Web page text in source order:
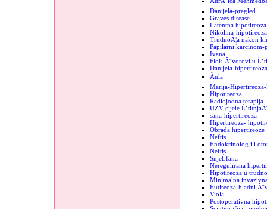
Danijela-pregled
Graves disease
Latentna hipotireoza
Nikolina-hipotireoza
TrudnoĂ¦a nakon
Papilarni karcinom-
Ivana
Flok-Ă¨vorovi u
Danijela-hipertireoza
Ăula
Marija-
Hipotireoza
Radiojodna terapija
UZV cijele
sana-hipertireoza
Hipertireoza-
Obrada hipertireoze
Neftis
Endokrinolog ili
Neftis
SnjeĹľana
Neregulirana
Hipotireoza u
Minimalna
Eutireoza-hladni
Viola
Postoperativna